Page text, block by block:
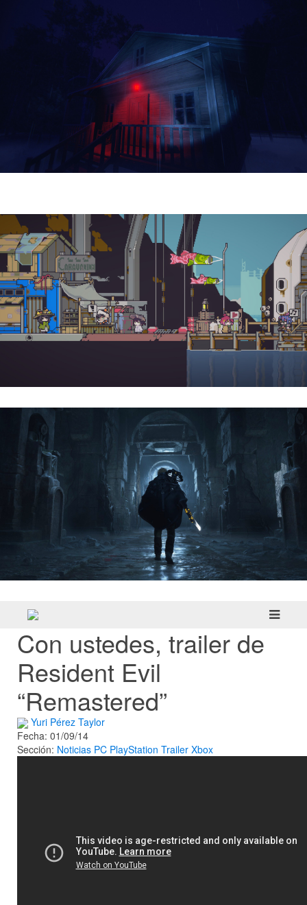
Con ustedes, trailer de
Resident Evil
“Remastered”
Yuri Pérez Taylor
Fecha: 01/09/14
Sección: Noticias PC PlayStation Trailer Xbox